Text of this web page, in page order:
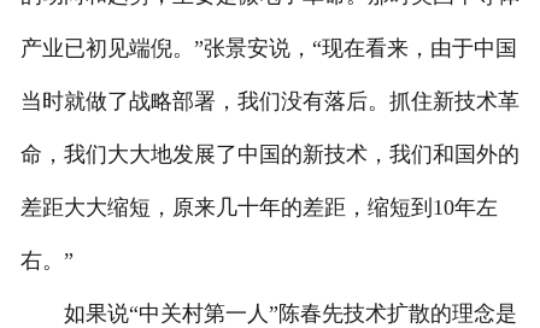
产业已初见端倪。”张景安说，“现在看来，由于中国
当时就做了战略部署，我们没有落后。抓住新技术革
命，我们大大地发展了中国的新技术，我们和国外的
差距大大缩短，原来几十年的差距，缩短到10年左
右。”
如果说“中关村第一人”陈春先技术扩散的理念是